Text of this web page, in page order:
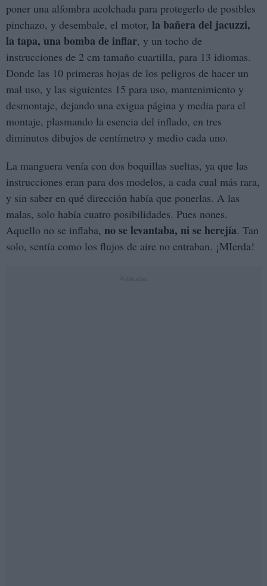
poner una alfombra acolchada para protegerlo de posibles
pinchazo, y desembale, el motor, la bañera del jacuzzi,
la tapa, una bomba de inflar, y un tocho de
instrucciones de 2 cm tamaño cuartilla, para 13 idiomas.
Donde las 10 primeras hojas de los peligros de hacer un
mal uso, y las siguientes 15 para uso, mantenimiento y
desmontaje, dejando una exigua página y media para el
montaje, plasmando la esencia del inflado, en tres
diminutos dibujos de centímetro y medio cada uno.
La manguera venía con dos boquillas sueltas, ya que las
instrucciones eran para dos modelos, a cada cual más rara,
y sin saber en qué dirección había que ponerlas. A las
malas, solo había cuatro posibilidades. Pues nones.
Aquello no se inflaba, no se levantaba, ni se herejía. Tan
solo, sentía como los flujos de aire no entraban. ¡MIerda!